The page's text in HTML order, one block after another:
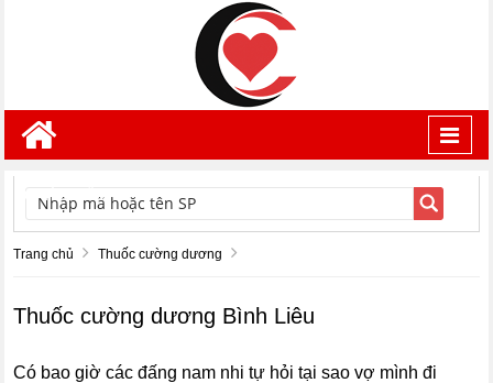
TÌM KIẾM
Trang chủ Thuốc cường dương
Thuốc cường dương Bình Liêu
Có bao giờ các đấng nam nhi tự hỏi tại sao vợ mình đi